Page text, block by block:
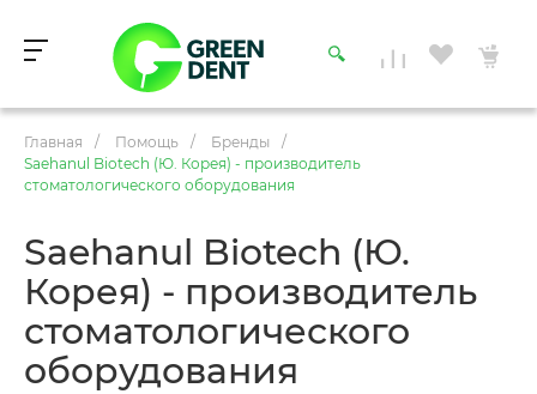
Главная / Помощь / Бренды
/
Saehanul Biotech (Ю. Корея) - производитель
стоматологического оборудования
Saehanul Biotech (Ю.
Корея) - производитель
стоматологического
оборудования